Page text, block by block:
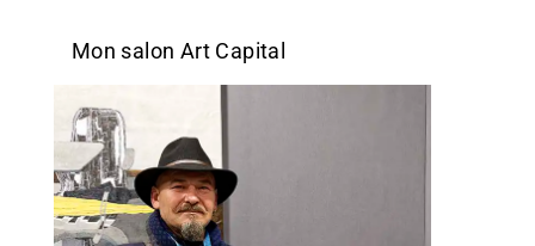
Mon salon Art Capital